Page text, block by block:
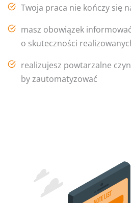
Twoja praca nie kończy się
masz obowiązek
o skuteczności
realizujesz powtarzalne
by zautomatyzować